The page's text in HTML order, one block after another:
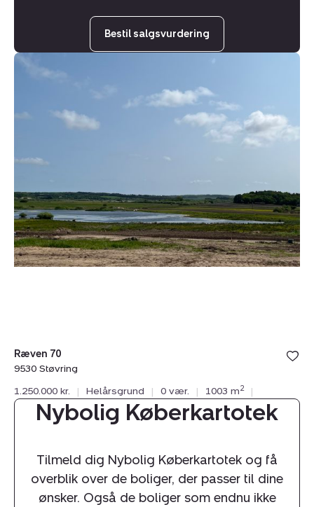
Bestil salgsvurdering
Helårsgrund:
Ræven
9530
Ræven 70
9530 Støvring
1.250.000 kr.
| Helårsgrund | 0 vær. | 1003 m2 |
Nybolig Køberkartotek
Tilmeld dig Nybolig Køberkartotek og få
overblik over de boliger, der passer til dine
ønsker. Også de boliger som endnu ikke